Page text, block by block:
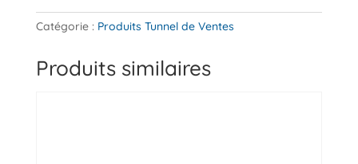
Catégorie : Produits Tunnel de Ventes
Produits similaires